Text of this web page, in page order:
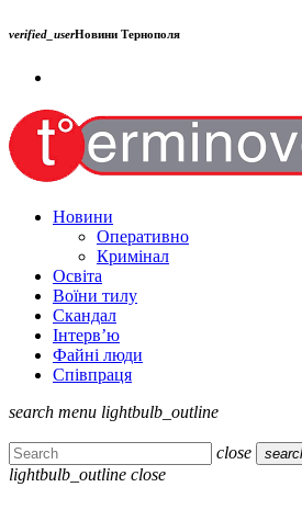
verified_userНовини Тернополя
Новини
Оперативно
Кримінал
Освіта
Воїни тилу
Скандал
Інтерв’ю
Файні люди
Співпраця
search menu lightbulb_outline
close
lightbulb_outline close